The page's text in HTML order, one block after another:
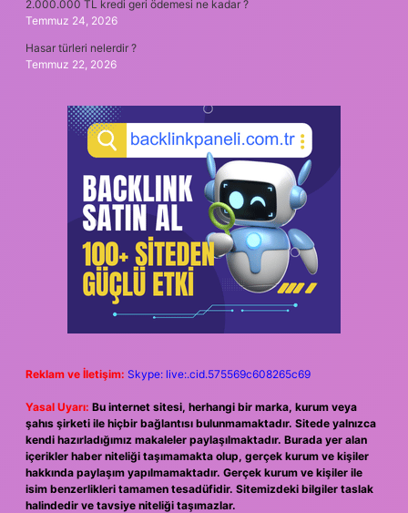
2.000.000 TL kredi geri ödemesi ne kadar ?
Temmuz 24, 2026
Hasar türleri nelerdir ?
Temmuz 22, 2026
Reklam ve İletişim: Skype: live:.cid.575569c608265c69
Yasal Uyarı: Bu internet sitesi, herhangi bir marka, kurum veya
şahıs şirketi ile hiçbir bağlantısı bulunmamaktadır. Sitede yalnızca
kendi hazırladığımız makaleler paylaşılmaktadır. Burada yer alan
içerikler haber niteliği taşımamakta olup, gerçek kurum ve kişiler
hakkında paylaşım yapılmamaktadır. Gerçek kurum ve kişiler ile
isim benzerlikleri tamamen tesadüfidir. Sitemizdeki bilgiler taslak
halindedir ve tavsiye niteliği taşımazlar.